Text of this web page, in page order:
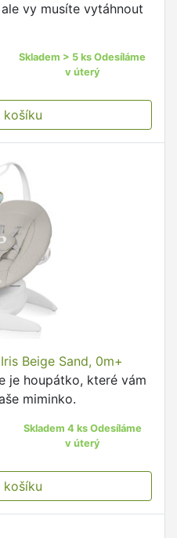
vy musíte vytáhnout
Skladem > 5 ks Odesíláme
v úterý
Beige Sand, 0m+
je houpátko, které vám
miminko.
Skladem 4 ks Odesíláme
v úterý